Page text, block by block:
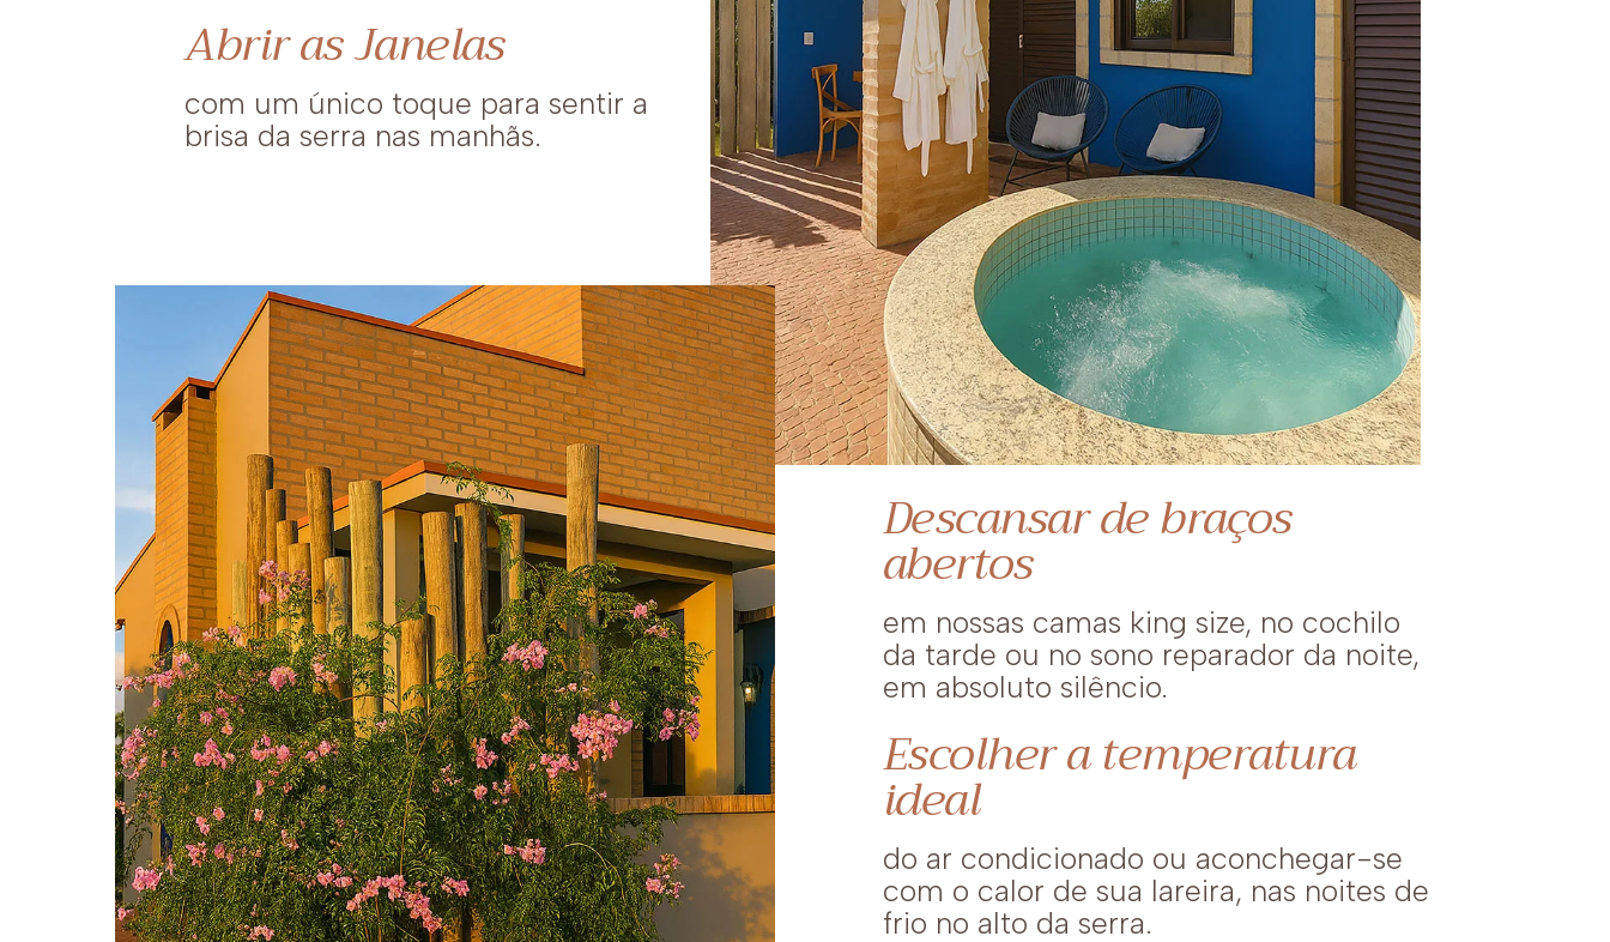
Abrir as Janelas
com um único toque para sentir a
brisa da serra nas manhãs.
Descansar de braços
abertos
em nossas camas king size, no cochilo
da tarde ou no sono reparador da noite,
em absoluto silêncio.
Escolher a temperatura
ideal
do ar condicionado ou aconchegar-se
com o calor de sua lareira, nas noites de
frio no alto da serra.